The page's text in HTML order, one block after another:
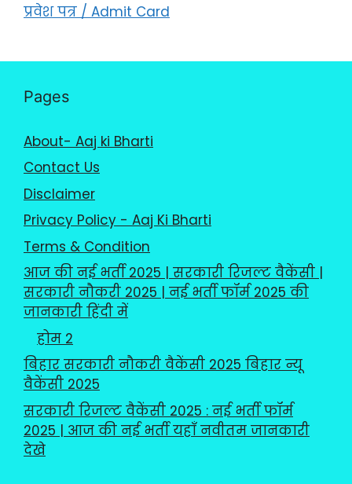
प्रवेश पत्र / Admit Card
Pages
About- Aaj ki Bharti
Contact Us
Disclaimer
Privacy Policy - Aaj Ki Bharti
Terms & Condition
आज की नई भर्ती 2025 | सरकारी रिजल्ट वैकेंसी |
सरकारी नौकरी 2025 | नई भर्ती फॉर्म 2025 की
जानकारी हिंदी में
होम 2
बिहार सरकारी नौकरी वैकेंसी 2025 बिहार न्यू
वैकेंसी 2025
सरकारी रिजल्ट वैकेंसी 2025 : नई भर्ती फॉर्म
2025 | आज की नई भर्ती यहाँ नवीतम जानकारी
देखे